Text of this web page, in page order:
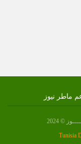
ماطر نيوز
© 2024
Tunisia